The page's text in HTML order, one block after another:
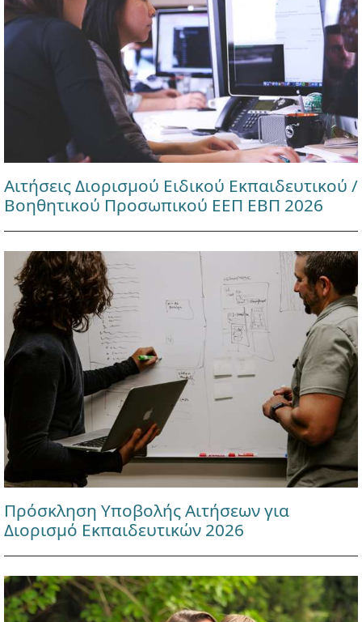
Αιτήσεις Διορισμού Ειδικού Εκπαιδευτικού /
Βοηθητικού Προσωπικού ΕΕΠ ΕΒΠ 2026
Πρόσκληση Υποβολής Αιτήσεων για
Διορισμό Εκπαιδευτικών 2026